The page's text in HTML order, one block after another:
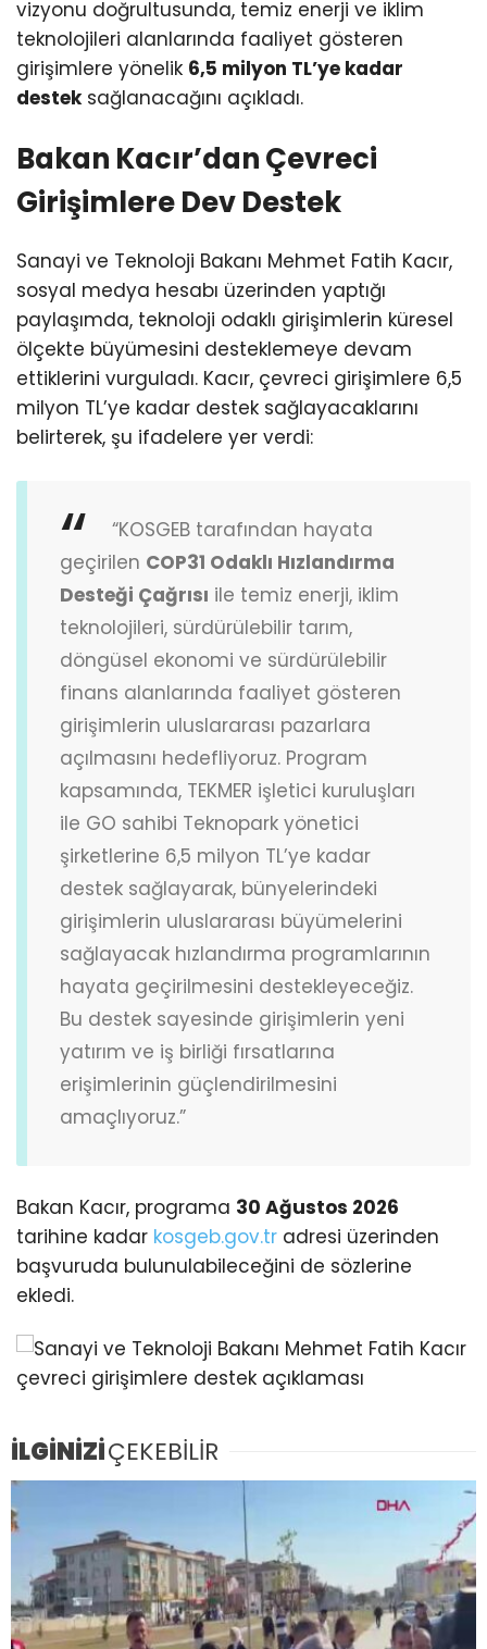
vizyonu doğrultusunda, temiz enerji ve iklim
teknolojileri alanlarında faaliyet gösteren
girişimlere yönelik 6,5 milyon TL’ye kadar
desteksağlanacağını açıkladı.
Bakan Kacır’dan Çevreci
Girişimlere Dev Destek
Sanayi ve Teknoloji Bakanı Mehmet Fatih Kacır,
sosyal medya hesabı üzerinden yaptığı
paylaşımda, teknoloji odaklı girişimlerin küresel
ölçekte büyümesini desteklemeye devam
ettiklerini vurguladı. Kacır, çevreci girişimlere 6,5
milyon TL’ye kadar destek sağlayacaklarını
belirterek, şu ifadelere yer verdi:
“KOSGEB tarafından hayata
geçirilen COP31 Odaklı Hızlandırma
Desteği Çağrısı ile temiz enerji, iklim
teknolojileri, sürdürülebilir tarım,
döngüsel ekonomi ve sürdürülebilir
finans alanlarında faaliyet gösteren
girişimlerin uluslararası pazarlara
açılmasını hedefliyoruz. Program
kapsamında, TEKMER işletici kuruluşları
ile GO sahibi Teknopark yönetici
şirketlerine 6,5 milyon TL’ye kadar
destek sağlayarak, bünyelerindeki
girişimlerin uluslararası büyümelerini
sağlayacak hızlandırma programlarının
hayata geçirilmesini destekleyeceğiz.
Bu destek sayesinde girişimlerin yeni
yatırım ve iş birliği fırsatlarına
erişimlerinin güçlendirilmesini
amaçlıyoruz.”
Bakan Kacır, programa 30 Ağustos 2026
tarihine kadar kosgeb.gov.tr adresi üzerinden
başvuruda bulunulabileceğini de sözlerine
ekledi.
İLGİNİZİÇEKEBİLİR